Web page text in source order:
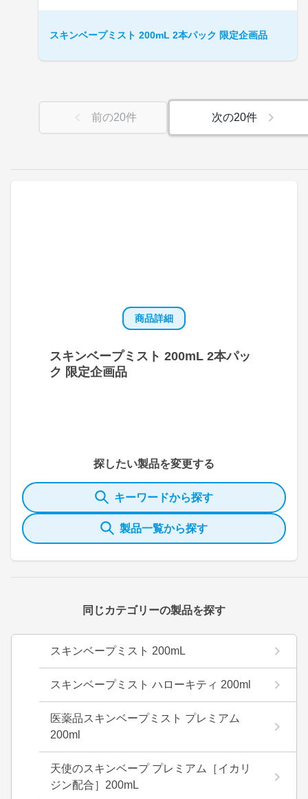
商品詳細
スキンベープミスト 200mL 2本パッ
ク 限定企画品
探したい製品を変更する
キーワードから探す
製品一覧から探す
同じカテゴリーの製品を探す
スキンベープミスト 200mL
スキンベープミスト ハローキティ 200ml
医薬品スキンベープミスト プレミアム
200ml
天使のスキンベープ プレミアム［イカリ
ジン配合］200mL
スキンベープミスト 200mL 2本パック 限定企画品
前の20件 次の20件